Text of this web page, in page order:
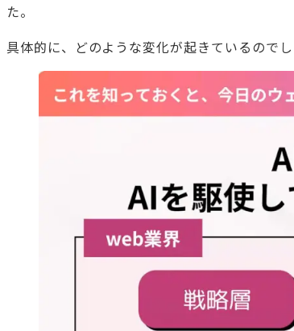
た。
具体的に、どのような変化が起きているのでし